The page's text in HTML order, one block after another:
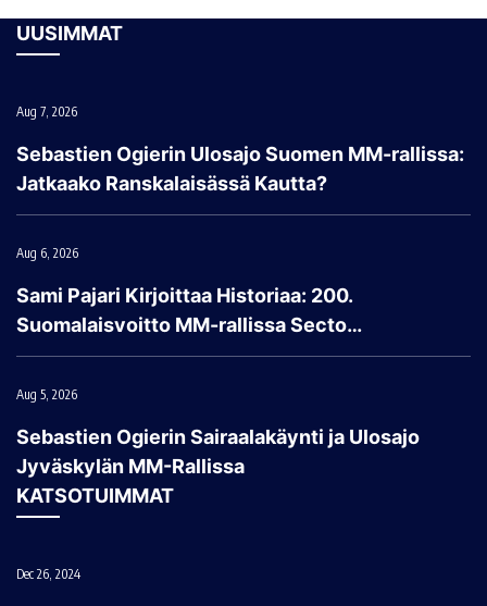
UUSIMMAT
Aug 7, 2026
Sebastien Ogierin Ulosajo Suomen MM-rallissa:
Jatkaako Ranskalaisässä Kautta?
Aug 6, 2026
Sami Pajari Kirjoittaa Historiaa: 200.
Suomalaisvoitto MM-rallissa Secto…
Aug 5, 2026
Sebastien Ogierin Sairaalakäynti ja Ulosajo
Jyväskylän MM-Rallissa
KATSOTUIMMAT
Dec 26, 2024